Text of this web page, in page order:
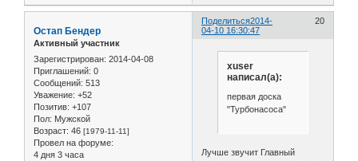
Поделиться 20
2014-
04-10 16:30:47
Остап Бендер
Активный участник
Зарегистрирован: 2014-04-08
Приглашений: 0
Сообщений: 513
Уважение: +52
Позитив: +107
Пол: Мужской
Возраст: 46 [1979-11-11]
Провел на форуме:
4 дня 3 часа
xuser
написал(а):
первая доска
"Турбонасоса"
Лучше звучит Главный